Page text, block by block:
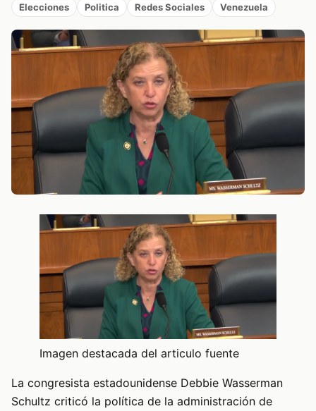
Elecciones Politica Redes Sociales Venezuela
Imagen destacada del articulo fuente
La congresista estadounidense Debbie Wasserman
Schultz criticó la política de la administración de